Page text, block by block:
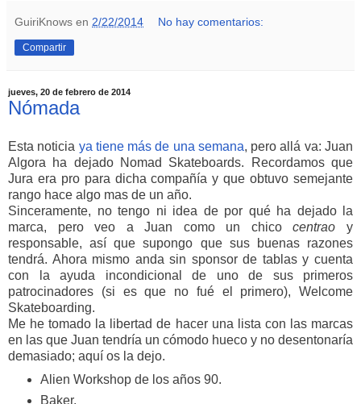
GuiriKnows en 2/22/2014 No hay comentarios:
Compartir
jueves, 20 de febrero de 2014
Nómada
Esta noticia ya tiene más de una semana, pero allá va: Juan
Algora ha dejado Nomad Skateboards. Recordamos que
Jura era pro para dicha compañía y que obtuvo semejante
rango hace algo mas de un año.
Sinceramente, no tengo ni idea de por qué ha dejado la
marca, pero veo a Juan como un chicocentraoy
responsable, así que supongo que sus buenas razones
tendrá. Ahora mismo anda sin sponsor de tablas y cuenta
con la ayuda incondicional de uno de sus primeros
patrocinadores (si es que no fué el primero), Welcome
Skateboarding.
Me he tomado la libertad de hacer una lista con las marcas
en las que Juan tendría un cómodo hueco y no desentonaría
demasiado; aquí os la dejo.
Alien Workshop de los años 90.
Baker.